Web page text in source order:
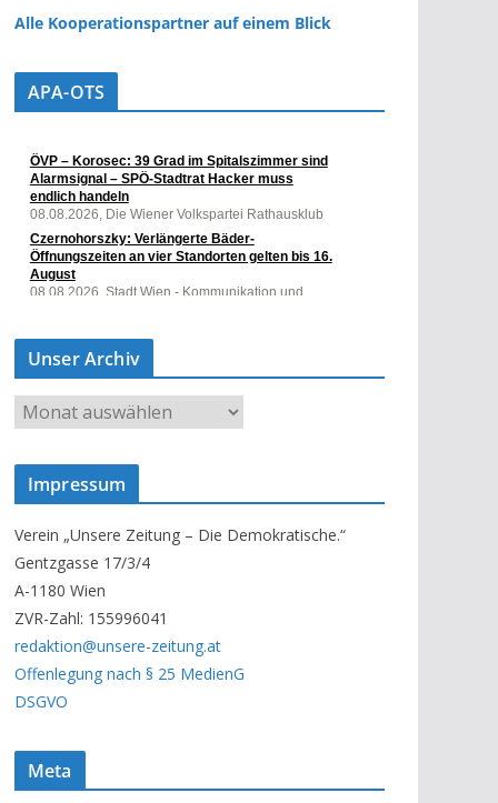
Alle Kooperationspartner auf einem Blick
APA-OTS
Unser Archiv
U
n
s
A
r
c
h
i
v
Impressum
Verein „Unsere Zeitung – Die Demokratische.“
Gentzgasse 17/3/4
A-1180 Wien
ZVR-Zahl: 155996041
redaktion@unsere-zeitung.at
Offenlegung nach § 25 MedienG
DSGVO
Meta